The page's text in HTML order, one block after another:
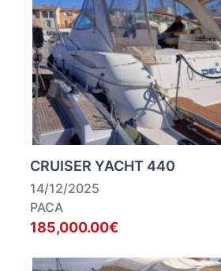
CRUISER YACHT 440
14/12/2025
PACA
185,000.00€